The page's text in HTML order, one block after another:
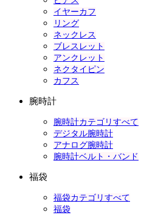
イヤーカフ
リング
ネックレス
ブレスレット
アンクレット
ネクタイピン
カフス
腕時計
腕時計カテゴリすべて
デジタル腕時計
アナログ腕時計
腕時計ベルト・バンド
福袋
福袋カテゴリすべて
福袋